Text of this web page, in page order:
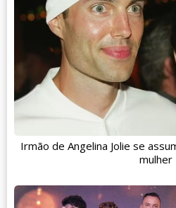
Irmão de Angelina Jolie se
mulher